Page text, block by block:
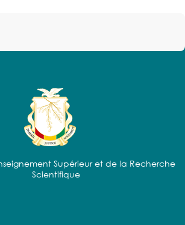
Supérieur et de la Recherche
Scientifique